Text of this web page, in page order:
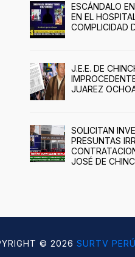
ESCÁNDALO
EN EL
COMPLICIDAD
J.E.E. DE
JUAREZ
SOLICITAN
PRESUNTAS
JOSÉ DE
© 2026 SURTV PERÚ